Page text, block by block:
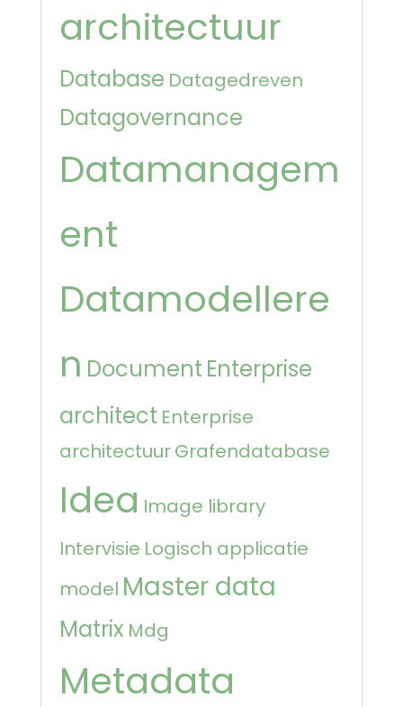
architectuur
Database Datagedreven
Datagovernance
Datamanagem
ent
Datamodellere
n Document Enterprise
architect Enterprise
architectuurGrafendatabase
Idea Image library
Intervisie Logisch applicatie
model Master data
Matrix Mdg
Metadata